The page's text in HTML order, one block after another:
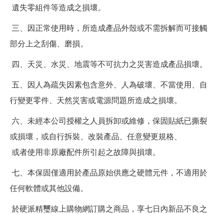
遺失零組件等造成之損壞。
三、因正常使用時，所造成產品外殼或不需拆解而可接觸
部分上之刮傷、磨損。
四、天災、水災、地震等不可抗力之災害造成產品損壞。
五、因人為疏失因素包含意外、人為破壞、不當使用、自
行變更零件、天然災害或電源問題所造成之損壞。
六、未經本公司授權之人員拆卸或維修，保固貼紙已撕裂
或損壞，或自行拆裝、改裝產品、任意變更規格、
或者使用非原廠配件所引起之故障與損壞。
七、本保固僅適用於產品原始供應之硬體元件，不適用於
任何軟體或其他設備。
於硬派精璽線上購物網訂購之商品，享七日內新品不良之